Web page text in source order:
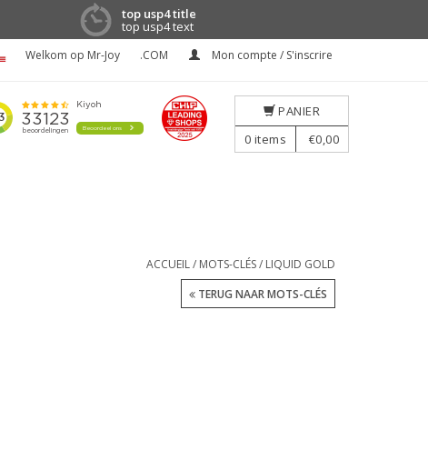
top usp4 title
top usp4 text
Welkom op Mr-Joy .COM Mon compte / S'inscrire
PANIER
0 items €0,00
ACCUEIL/ MOTS-CLÉS/ LIQUID GOLD
TERUG NAAR MOTS-CLÉS